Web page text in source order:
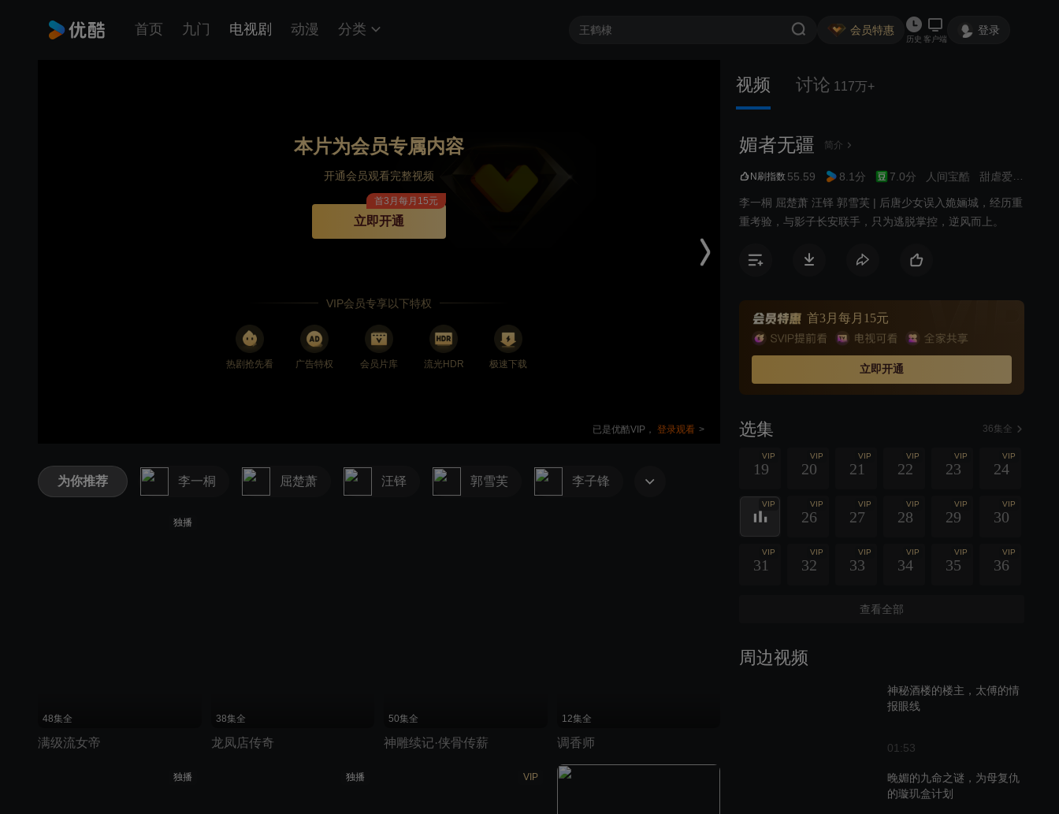
首页 九门 电视剧 动漫 分类 会员特惠
历史 客户端
登录
本片为会员专属内容
开通会员观看完整视频
立即开通
首3月每月15元
VIP会员专享以下特权
热剧抢先看 广告特权 会员片库 流光HDR 极速下载
已是优酷VIP， 登录观看 >
视频 讨论 117万+
媚者无疆 简介
N刷指数 55.59 8.1分 7.0分 人间宝酷 甜虐爱情
李一桐 屈楚萧 汪铎 郭雪芙 | 后唐少女误入姽婳城，经历重
重考验，与影子长安联手，只为逃脱掌控，逆风而上。
首3月每月15元
立即开通
选集 36集全
VIP
19
VIP
20
VIP
21
VIP
22
VIP
23
VIP
24
VIP VIP
26
VIP
27
VIP
28
VIP
29
VIP
30
VIP
31
VIP
32
VIP
33
VIP
34
VIP
35
VIP
36
查看全部
周边视频
神秘酒楼的楼主，太傅的情
报眼线
01:53
晚媚的九命之谜，为母复仇
的璇玑盒计划
为你推荐 李一桐 屈楚萧 汪铎 郭雪芙 李子锋
独播
48集全
满级流女帝
38集全
龙凤店传奇
50集全
神雕续记·侠骨传薪
12集全
调香师
独播 独播 VIP